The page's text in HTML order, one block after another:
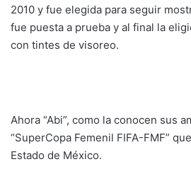
2010 y fue elegida para seguir
fue puesta a prueba y al final la
con tintes de visoreo.
Ahora “Abi”, como la conocen sus
“SuperCopa Femenil FIFA-FMF”
Estado de México.